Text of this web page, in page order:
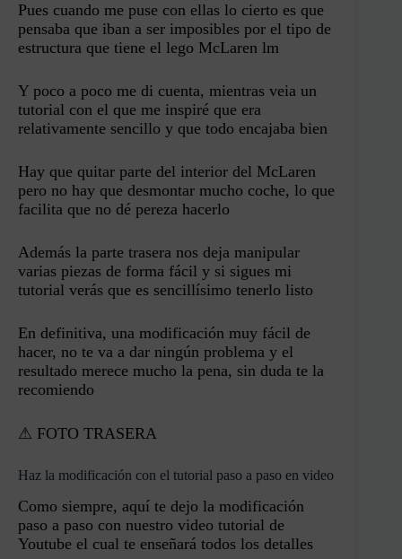
Pues cuando me puse con ellas lo cierto es que
pensaba que iban a ser imposibles por el tipo de
estructura que tiene el lego McLaren lm
Y poco a poco me di cuenta, mientras veia un
tutorial con el que me inspiré que era
relativamente sencillo y que todo encajaba bien
Hay que quitar parte del interior del McLaren
pero no hay que desmontar mucho coche, lo que
facilita que no dé pereza hacerlo
Además la parte trasera nos deja manipular
varias piezas de forma fácil y si sigues mi
tutorial verás que es sencillísimo tenerlo listo
En definitiva, una modificación muy fácil de
hacer, no te va a dar ningún problema y el
resultado merece mucho la pena, sin duda te la
recomiendo
⚠ FOTO TRASERA
Haz la modificación con el tutorial paso a paso en video
Como siempre, aquí te dejo la modificación
paso a paso con nuestro video tutorial de
Youtube el cual te enseñará todos los detalles